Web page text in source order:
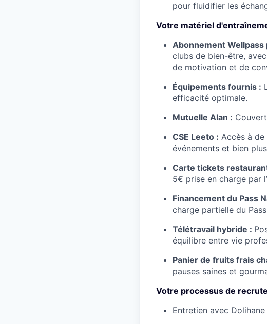
pour fluidifier les
Votre matériel
Abonnement Wellpass
clubs de bien-être,
de motivation et de
Équipements fournis :
efficacité optimale.
Mutuelle Alan :
CSE Leeto : Accès à
événements et bien
Carte tickets
5€ prise en charge par
Financement du Pass
charge partielle du
Télétravail hybride :
équilibre entre vie
Panier de fruits frais
pauses saines et
Votre processus de
Entretien avec